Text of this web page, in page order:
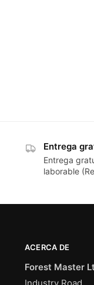
Entrega
Entrega
laborable
ACERCA DE
Forest Master
Industry Road